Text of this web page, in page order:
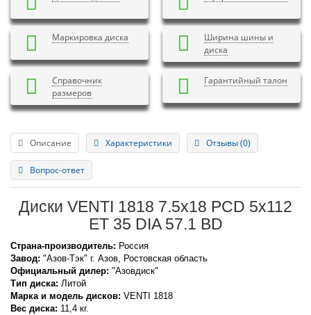
Маркировка диска
Ширина шины и
диска
Справочник
размеров
Гарантийный талон
Описание Характеристики Отзывы (0)
Вопрос-ответ
Диски VENTI 1818 7.5x18 PCD 5x112
ET 35 DIA 57.1 BD
Страна-производитель: Россия
Завод: "Азов-Тэк" г. Азов, Ростовская область
Официальный дилер: "Азовдиск"
Тип диска: Литой
Марка и модель дисков: VENTI 1818
Вес диска: 11,4 кг.